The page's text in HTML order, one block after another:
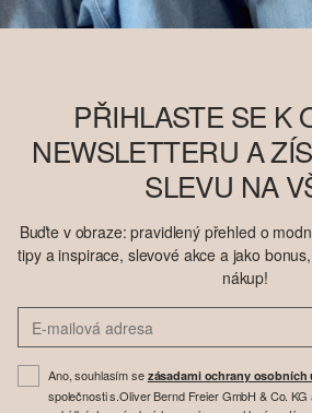
PŘIHLASTE SE K
NEWSLETTERU A
SLEVU NA
Buďte v obraze: pravidlený přehled o
tipy a inspirace, slevové akce a jako
nákup!
Ano, souhlasím se zásadami ochrany osobních
společnosti s.Oliver Bernd Freier GmbH & Co.